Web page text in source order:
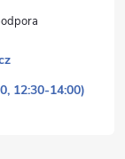
12:30-14:00)